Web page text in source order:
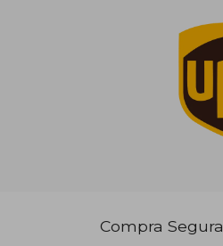
Compra Segura